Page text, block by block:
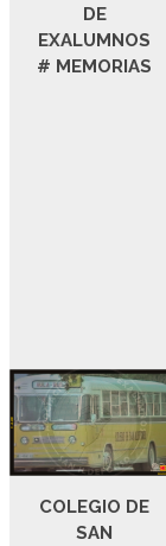
DE
EXALUMNOS
# MEMORIAS
COLEGIO DE
SAN